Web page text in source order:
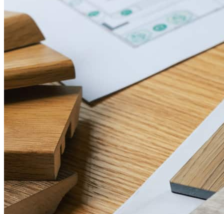
Comprar una casa
Guía para la compra de una vivienda
Tasas de interés hipotecario
Aprobación previa de hipoteca
Compradores de vivienda por primera vez
Préstamos para la compra de una vivienda
Programas de asistencia para pagos iniciales
Refinanciación
Guía para la refinanciación
Refinanciar tasas hipotecarias
Refinanciar préstamos hipotecarios
Préstamos
Préstamos para la compra de una vivienda